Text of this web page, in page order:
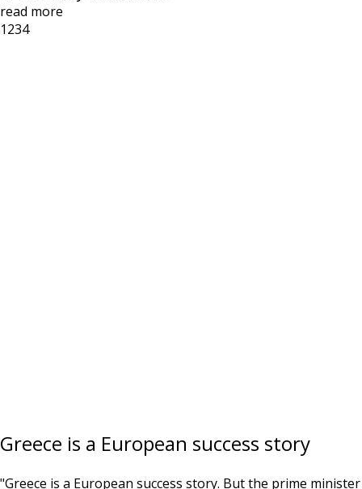
read more
1234
Greece is a European success story
"Greece is a European success story. But the prime minister